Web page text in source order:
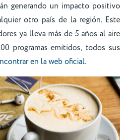
generando un impacto positivo
otro país de la región. Este
ya lleva más de 5 años al aire
programas emitidos, todos sus
en la web oficial.